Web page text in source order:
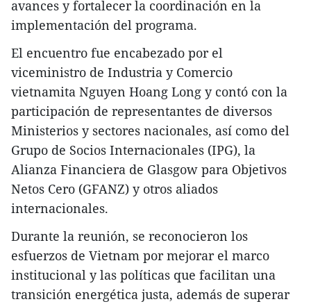
avances y fortalecer la coordinación en la
implementación del programa.
El encuentro fue encabezado por el
viceministro de Industria y Comercio
vietnamita Nguyen Hoang Long y contó con la
participación de representantes de diversos
Ministerios y sectores nacionales, así como del
Grupo de Socios Internacionales (IPG), la
Alianza Financiera de Glasgow para Objetivos
Netos Cero (GFANZ) y otros aliados
internacionales.
Durante la reunión, se reconocieron los
esfuerzos de Vietnam por mejorar el marco
institucional y las políticas que facilitan una
transición energética justa, además de superar